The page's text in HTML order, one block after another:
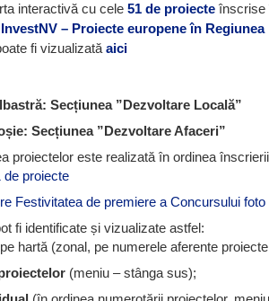
interactivă cu cele51 de proiecte înscrise
– Proiecte europene în Regiunea
fi vizualizată aici
Secțiunea ”Dezvoltare Locală”
Secțiunea ”Dezvoltare Afaceri”
proiectelor este realizată în ordinea
de proiecte
Festivitatea de premiere a Concursului
fi identificate și vizualizate astfel:
pe hartă (zonal, pe numerele aferente
(meniu – stânga sus);